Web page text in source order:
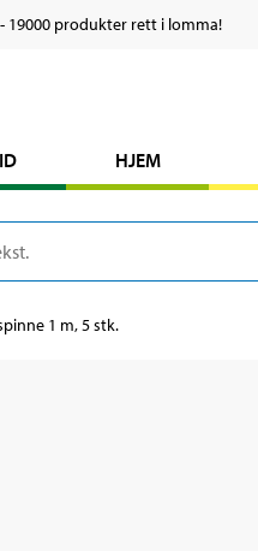
19000 produkter rett i lomma!
HJEM
1 m, 5 stk.